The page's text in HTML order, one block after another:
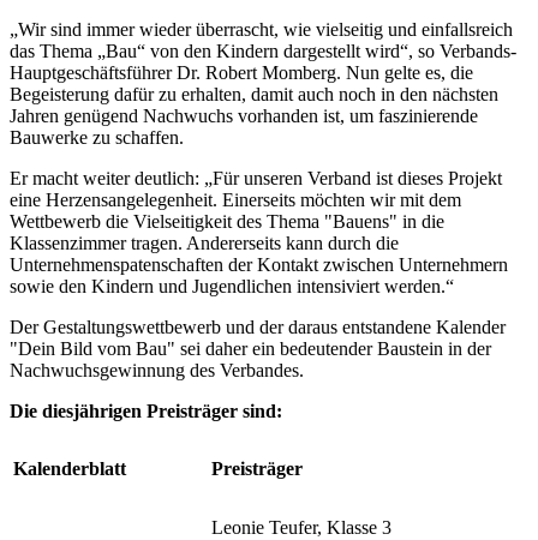
„Wir sind immer wieder überrascht, wie vielseitig und einfallsreich
das Thema „Bau“ von den Kindern dargestellt wird“, so Verbands-
Hauptgeschäftsführer Dr. Robert Momberg. Nun gelte es, die
Begeisterung dafür zu erhalten, damit auch noch in den nächsten
Jahren genügend Nachwuchs vorhanden ist, um faszinierende
Bauwerke zu schaffen.
Er macht weiter deutlich: „Für unseren Verband ist dieses Projekt
eine Herzensangelegenheit. Einerseits möchten wir mit dem
Wettbewerb die Vielseitigkeit des Thema "Bauens" in die
Klassenzimmer tragen. Andererseits kann durch die
Unternehmenspatenschaften der Kontakt zwischen Unternehmern
sowie den Kindern und Jugendlichen intensiviert werden.“
Der Gestaltungswettbewerb und der daraus entstandene Kalender
"Dein Bild vom Bau" sei daher ein bedeutender Baustein in der
Nachwuchsgewinnung des Verbandes.
Die diesjährigen Preisträger sind:
Kalenderblatt Preisträger
Leonie Teufer, Klasse 3